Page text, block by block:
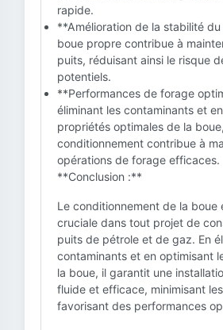
rapide.
**Amélioration de la stabilité
boue propre contribue à
puits, réduisant ainsi le risque
potentiels.
**Performances de forage
éliminant les contaminants et
propriétés optimales de la
conditionnement contribue à
opérations de forage efficaces.
**Conclusion :**
Le conditionnement de la boue
cruciale dans tout projet de
puits de pétrole et de gaz. En
contaminants et en optimisant
la boue, il garantit une
fluide et efficace, minimisant
favorisant des performances